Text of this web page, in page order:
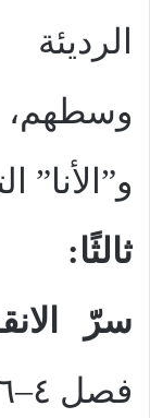
وسطهم،
ثالثًا:
سرّ
فصل ٤–٦